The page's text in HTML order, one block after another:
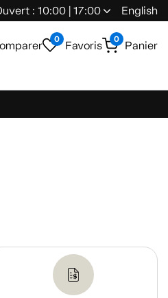
: 10:00 | 17:00 English
0 Favoris 0 Panier